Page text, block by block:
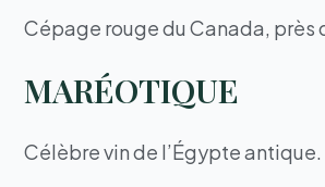
Cépage rouge du Canada, près
MARÉOTIQUE
Célèbre vin de l’Égypte antique.